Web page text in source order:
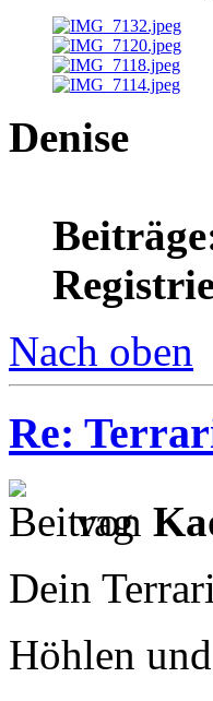
Denise
Nach oben
Re:
von
Dein
Höhlen